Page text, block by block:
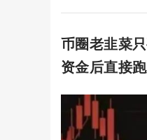
币圈老韭菜
资金后直接